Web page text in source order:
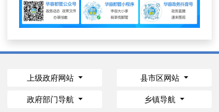
上级政府网站 县市区网站
政府部门导航 乡镇导航